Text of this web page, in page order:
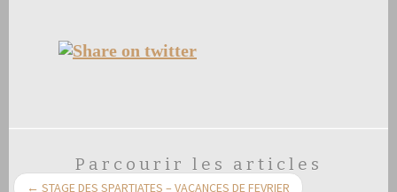
Parcourir les articles
← STAGE DES SPARTIATES – VACANCES DE FEVRIER